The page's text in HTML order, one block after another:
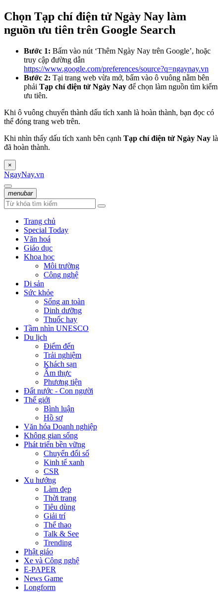
Chọn Tạp chí điện tử Ngày Nay làm
nguồn ưu tiên trên Google Search
Bước 1: Bấm vào nút ‘Thêm Ngày Nay trên Google’, hoặc
truy cập đường dẫn
https://www.google.com/preferences/source?q=ngaynay.vn
Bước 2: Tại trang web vừa mở, bấm vào ô vuông nằm bên
phải Tạp chí điện tử Ngày Nay để chọn làm nguồn tìm kiếm
ưu tiên.
Khi ô vuông chuyển thành dấu tích xanh là hoàn thành, bạn đọc có
thể đóng trang web trên.
Khi nhìn thấy dấu tích xanh bên cạnh Tạp chí điện tử Ngày Nay là
đã hoàn thành.
×
NgayNay.vn
menubar
Trang chủ
Special Today
Văn hoá
Giáo dục
Khoa học
Môi trường
Công nghệ
Di sản
Sức khỏe
Sống an toàn
Dinh dưỡng
Thuốc hay
Tầm nhìn UNESCO
Du lịch
Điểm đến
Trải nghiệm
Khách sạn
Ẩm thực
Phương tiện
Đất nước - Con người
Thế giới
Bình luận
Hồ sơ
Văn hóa Doanh nghiệp
Không gian sống
Phát triển bền vững
Chuyển đổi số
Kinh tế xanh
CSR
Xu hướng
Làm đẹp
Thời trang
Tiêu dùng
Giải trí
Thể thao
Talk & See
Trending
Phật giáo
Xe và Công nghệ
E-PAPER
News Game
Longform